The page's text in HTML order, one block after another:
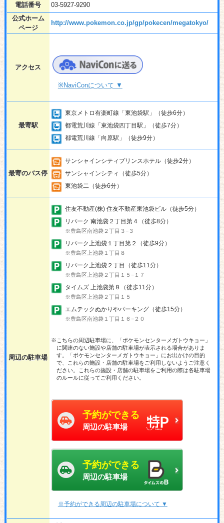
電話番号
03-5927-9290
公式ホーム
ページ
http://www.pokemon.co.jp/gp/pokecen/megatokyo/
アクセス
※NaviConについて ▼
最寄駅
東京メトロ有楽町線「東池袋駅」（徒歩6分）
都電荒川線「東池袋四丁目駅」（徒歩7分）
都電荒川線「向原駅」（徒歩9分）
最寄のバス停
サンシャインシティプリンスホテル（徒歩2分）
サンシャインシティ（徒歩5分）
東池袋二（徒歩6分）
周辺の駐車場
住友不動産(株) 住友不動産東池袋ビル（徒歩5分）
リパーク 南池袋２丁目第４（徒歩8分）
※豊島区南池袋２丁目３−３
リパーク上池袋１丁目第２（徒歩9分）
※豊島区上池袋１丁目８
リパーク上池袋２丁目（徒歩11分）
※豊島区上池袋２丁目１５−１７
タイムズ 上池袋第８（徒歩11分）
※豊島区上池袋２丁目１５
エムテックぬかりやパーキング（徒歩15分）
※豊島区南池袋１丁目１６−２０
※こちらの周辺駐車場に、「ポケモンセンターメガトウキョー」
に関連のない施設や店舗の駐車場が表示される場合がありま
す。「ポケモンセンターメガトウキョー」にお出かけの目的
で、これらの施設・店舗の駐車場をご利用しないようご注意く
ださい。これらの施設・店舗の駐車場をご利用の際は各駐車場
のルールに従ってご利用ください。
予約ができる
周辺の駐車場
予約ができる
周辺の駐車場
※予約ができる周辺の駐車場について ▼